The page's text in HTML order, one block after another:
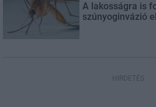
A lakosságra is
szúnyoginvázió
HIRDETÉS